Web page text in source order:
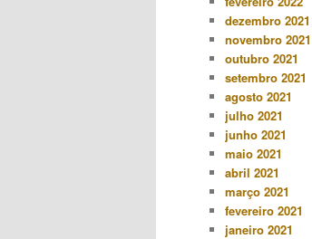
dezembro 2021
novembro 2021
outubro 2021
setembro 2021
agosto 2021
julho 2021
junho 2021
maio 2021
abril 2021
março 2021
fevereiro 2021
janeiro 2021